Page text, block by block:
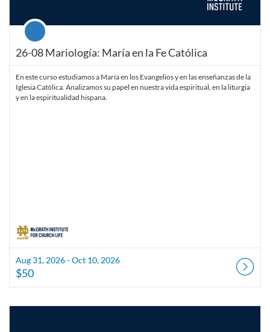
26-08 Mariología: María en la Fe Católica
Course
En este curso estudiamos a María en los Evangelios y en las enseñanzas de la
Iglesia Católica. Analizamos su papel en nuestra vida espiritual, en la liturgia
y en la espiritualidad hispana.
Aug 31, 2026 - Oct 10, 2026
$50